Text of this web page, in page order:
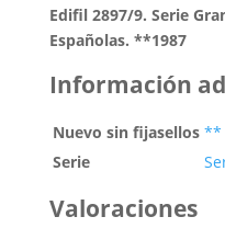
Edifil 2897/9. Serie
Españolas. **1987
Información
Nuevo sin fijasellos **
Serie
Valoraciones